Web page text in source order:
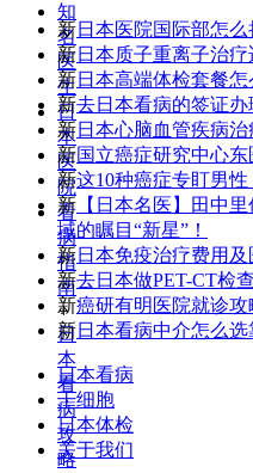
知
名
医
生
日
本
医
院
看
病
指
南
+
日
本
看
病
攻
略
新日本医院国际部怎么
新日本质子重离子治疗
新日本高端体检套餐怎
新去日本看病的签证办
新日本心脑血管疾病
新国立癌症研究中心
新这10种癌症专盯男
新 【日本名医】田中
域的瞩目“新星”！
新日本免疫治疗费用
新去日本做PET-CT检
新癌研有明医院就诊攻
新日本看病中介怎么
日本看病
干细胞
日本体检
关于我们